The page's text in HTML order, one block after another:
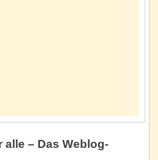
– Das Weblog-